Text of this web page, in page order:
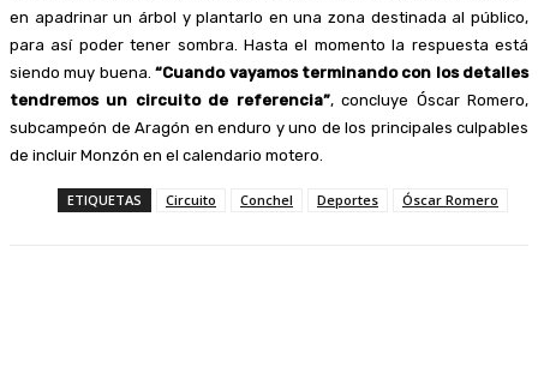
en apadrinar un árbol y plantarlo en una zona destinada al público,
para así poder tener sombra. Hasta el momento la respuesta está
siendo muy buena. “Cuando vayamos terminando con los detalles
tendremos un circuito de referencia”, concluye Óscar Romero,
subcampeón de Aragón en enduro y uno de los principales culpables
de incluir Monzón en el calendario motero.
ETIQUETAS Circuito Conchel Deportes Óscar Romero